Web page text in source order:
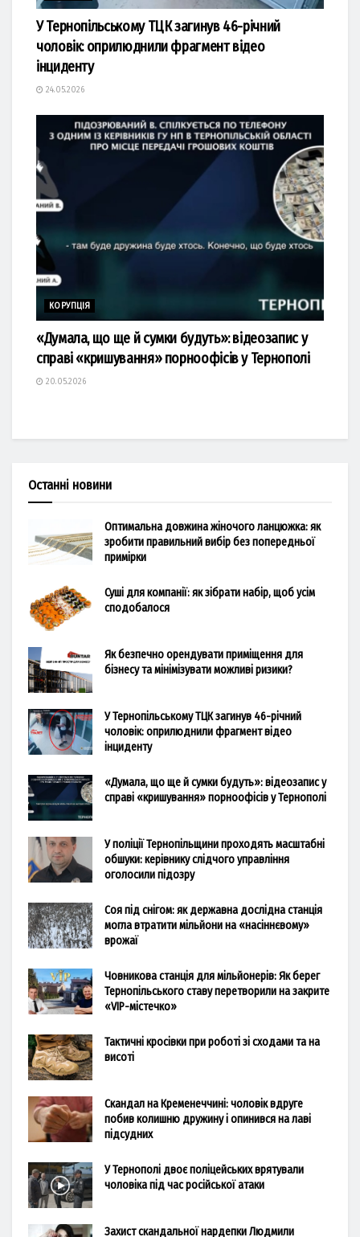
У Тернопільському ТЦК загинув 46-річний
чоловік: оприлюднили фрагмент відео
інциденту
24.05.2026
КОРУПЦІЯ
«Думала, що ще й сумки будуть»: відеозапис у
справі «кришування» порноофісів у Тернополі
20.05.2026
Останні новини
Оптимальна довжина жіночого ланцюжка: як
зробити правильний вибір без попередньої
примірки
Суші для компанії: як зібрати набір, щоб усім
сподобалося
Як безпечно орендувати приміщення для
бізнесу та мінімізувати можливі ризики?
У Тернопільському ТЦК загинув 46-річний
чоловік: оприлюднили фрагмент відео
інциденту
«Думала, що ще й сумки будуть»: відеозапис у
справі «кришування» порноофісів у Тернополі
У поліції Тернопільщини проходять масштабні
обшуки: керівнику слідчого управління
оголосили підозру
Соя під снігом: як державна дослідна станція
могла втратити мільйони на «насіннєвому»
врожаї
Човникова станція для мільйонерів: Як берег
Тернопільського ставу перетворили на закрите
«VIP-містечко»
Тактичні кросівки при роботі зі сходами та на
висоті
Скандал на Кременеччині: чоловік вдруге
побив колишню дружину і опинився на лаві
підсудних
У Тернополі двоє поліцейських врятували
чоловіка під час російської атаки
Захист скандальної нардепки Людмили